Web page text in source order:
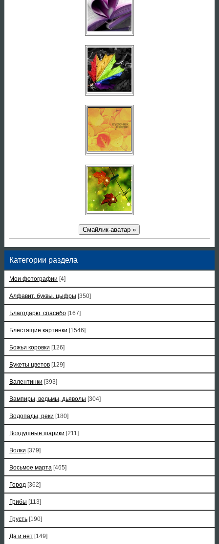
Смайлик-аватар »
Категории раздела
Мои фотографии [4]
Алфавит, буквы, цыфры [350]
Благодарю, спасибо [167]
Блестящие картинки [1546]
Божьи коровки [126]
Букеты цветов [129]
Валентинки [393]
Вампиры, ведьмы, дьяволы [304]
Водопады, реки [180]
Воздушные шарики [211]
Волки [379]
Восьмое марта [465]
Город [362]
Грибы [113]
Грусть [190]
Да и нет [149]